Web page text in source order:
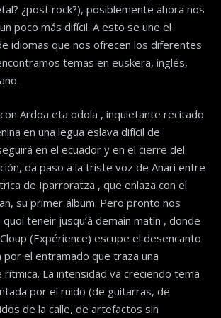
¿post rock?), posiblemente ahora nos
poco más difícil. A esto se une el
idiomas que nos ofrecen los diferentes
temas en euskera, inglés,
Ardoa eta odola , inquietante recitado
en una legua eslava difícil de
en el ecuador y en el cierre del
da paso a la triste voz de Anari entre
de Iparroratza , que enlaza con el
su primer álbum. Pero pronto nos
teneir jusqu’à demain matin , donde
(Expérience) escupe el desencanto
por el entramado que traza una
La intensidad va creciendo tema
por el ruido (de guitarras, de
de la calle, de artefactos sin